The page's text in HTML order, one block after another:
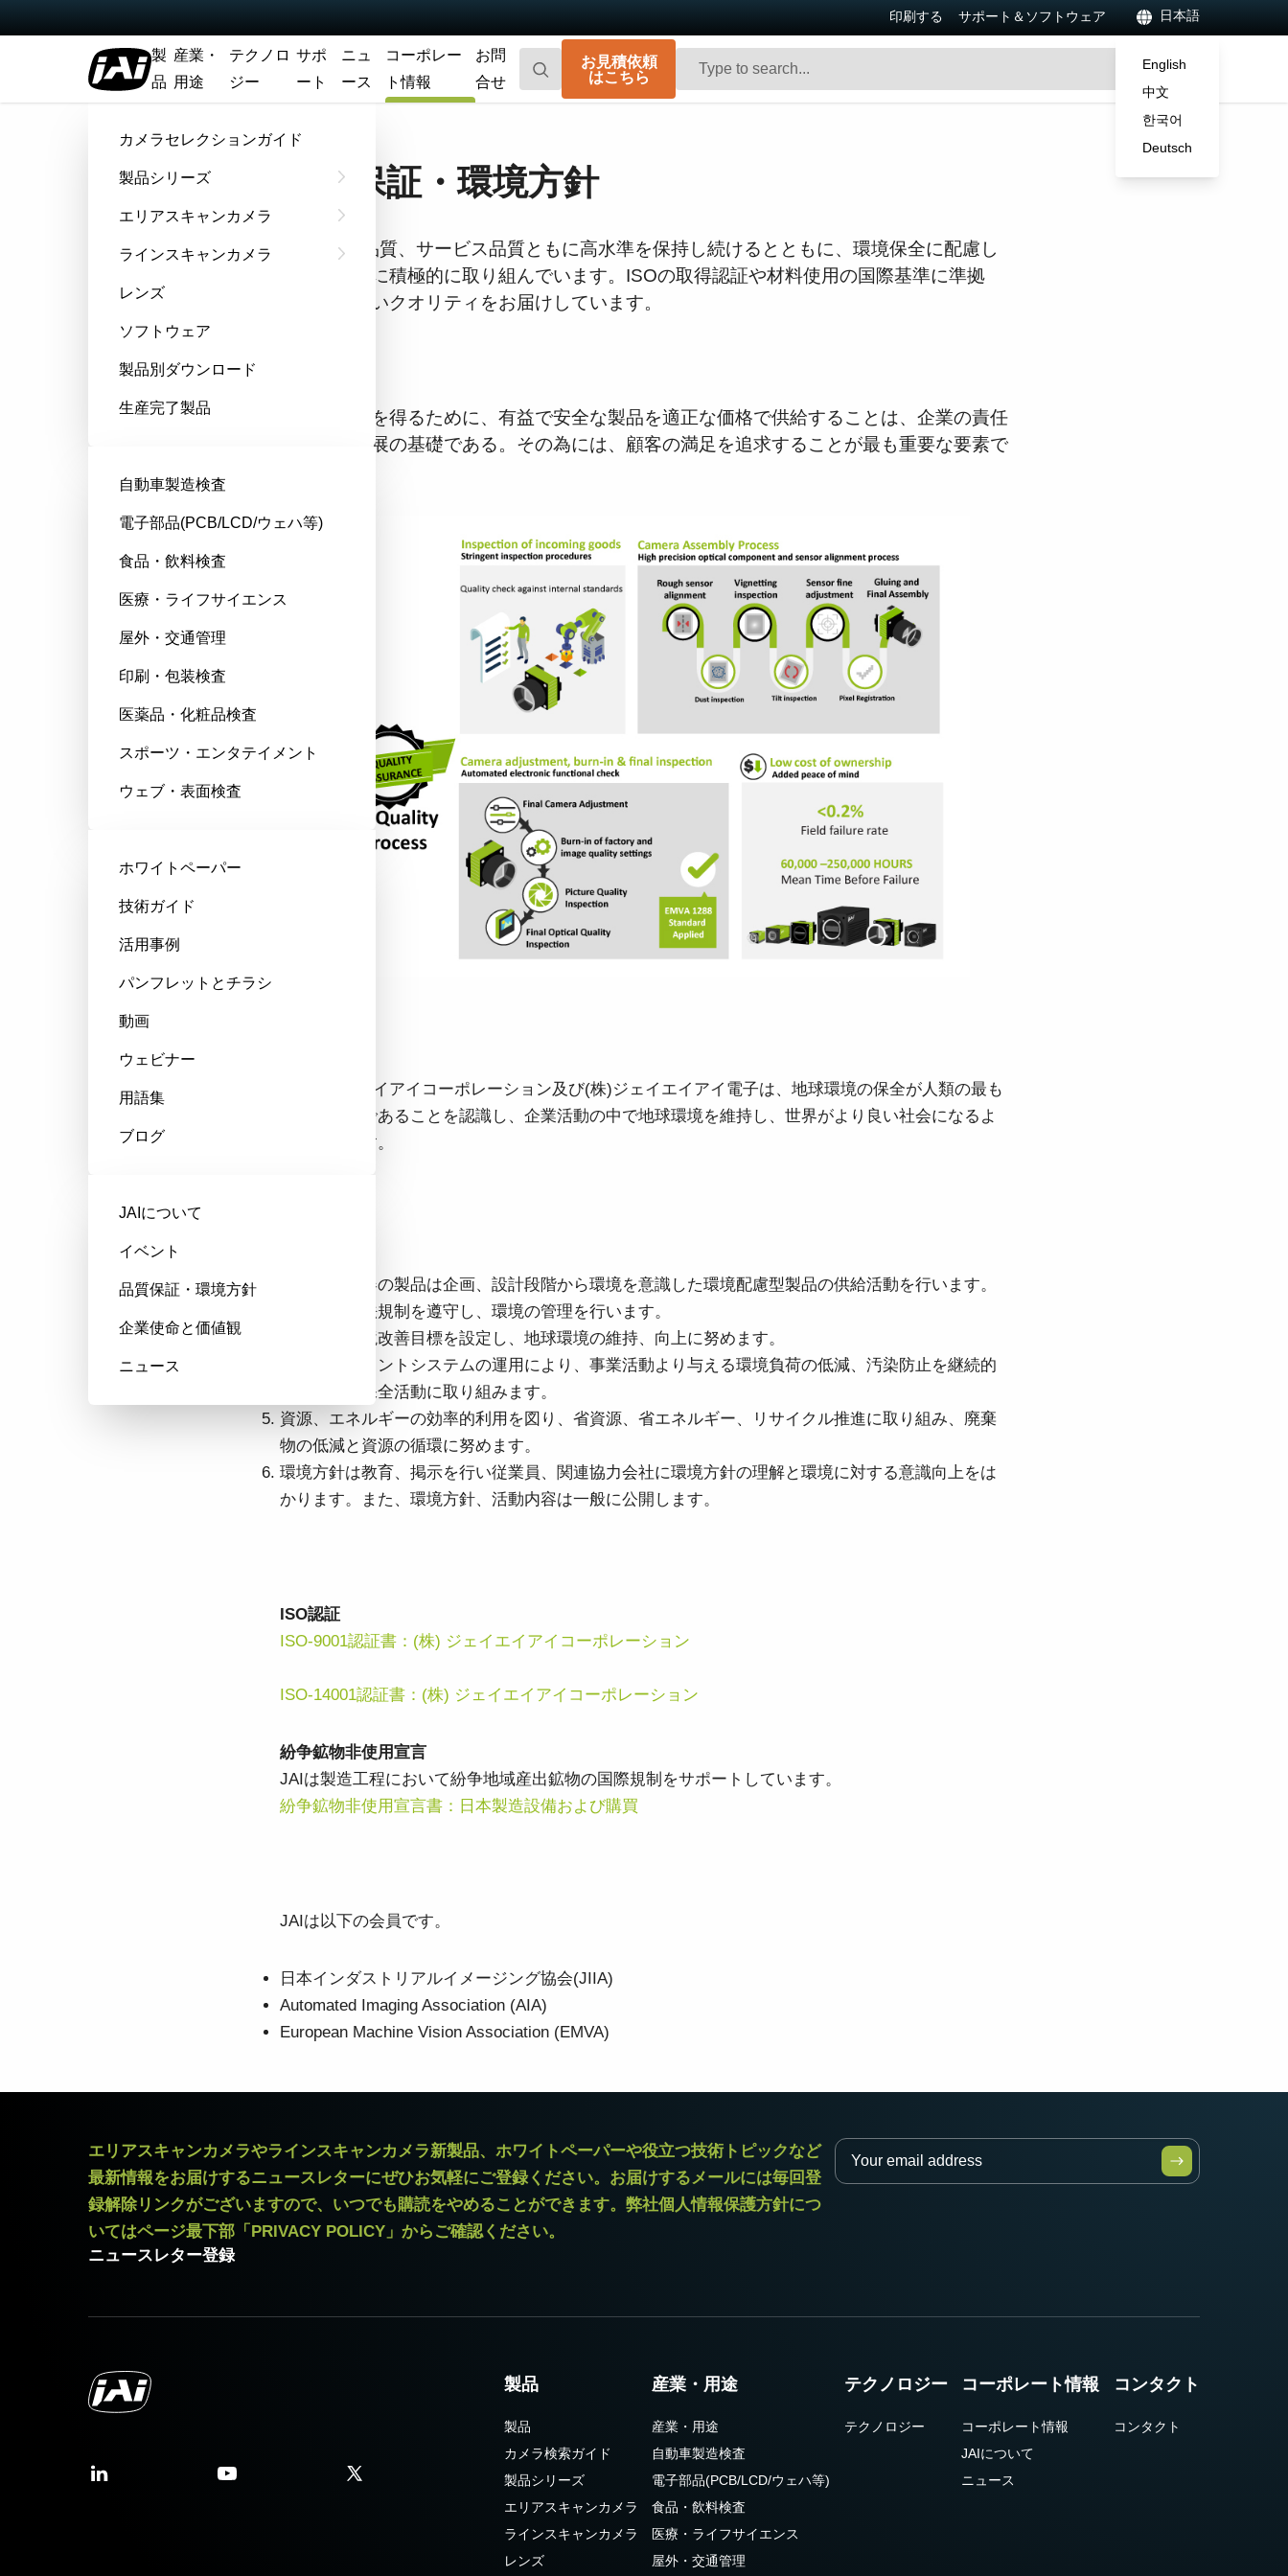
印刷する サポート＆ソフトウェア 日本語
English
中文
한국어
Deutsch
製
品
産業・
用途
テクノロ
ジー
サポ
ート
ニュ
ース
コーポレー
ト情報
お問
合せ
お見積依頼
はこちら
カメラセレクションガイド
製品シリーズ
エリアスキャンカメラ
ラインスキャンカメラ
レンズ
ソフトウェア
製品別ダウンロード
生産完了製品
高性能、ハイコストパフォーマンス。次
世代のマシンビジョンシステム向け
CMOSエリアスキャンカメラです。
コンパクトで高速。先進のセンサ技術を
搭載した汎用エリアスキャンカメラで
す。
Spark Series
高解像度、高フレームレート、高画質を
実現する高性能エリアスキャンカメラで
す。
Fusion Series
ンサ搭載のマルチスペクトル型エリアス
キャンカメラです。
Apex 顕微鏡観察用カメラソリ
Sweep Series
Sweep+ Series
高い色再現性、高感度、マルチスペクト
ルオプションも備えたマルチセンサ・プ
リズム分光式、RGB、RGB/NIR、
RGB/SWIR ラインスキャンカメラです。
Wave Series
短波長赤外線（SWIR）イメージング向け
単一センサーInGaAsラインスキャンカメ
ラおよびエリアスキャンカメラ
シングルセンサ - カラー
CMOSイメージセンサを搭載したカラー
単板プログレッシブエリアスキャンカメ
ラです。最新のソニー製Pregius CMOSセ
シングルセンサ - モノクロ
CMOSイメージセンサを搭載したモノク
ロ単板プログレッシブエリアスキャンカ
メラです。最新のソニー製Pregius CMOS
シングルセンサ SWIR
ル InGaAs センサエリアスキャンカメラで
す。可視光画像と SWIR 画像の同時取得
が可能です。
シングルセンサ - UV
レッシブエリアスキャンカメラです。特
定の解像度、スピード、光学要件に適し
ています。
デュアルセンサ - カラー＋NIR
(プリズム分光式)
一軸の入射光を分光し、可視画像と近赤
外領域（NIR）の画像を同時に撮像できる
プリズム分光式マルチスペクトルカメラ
3センサ - RGB (プリズム分光
式)
従来のベイヤー式カメラを引き離す、優
れた色再現性を誇る3CMOSプリズム分光
式カラーエリアスキャンカメラです。
最大200 kHzのラインレートを実現してい
ます。
メラの高度な色再現性までは必要としな
い用途に。
3センサ - RGB (プリズム分光
式)
最新のプリズム技術を搭載し、高性能か
つ高コストパフォーマンスを実現した
3CMOS (R/G/B)カラーラインスキャンカ
メラです。
4センサ - RGB+NIR (プリズム
分光式)
可視と近赤外領域(NIR)を同時に捉え、
R/G/Bカラー画像データと近赤外光画像の
4つを同時に撮像可能な4センサラインス
キャンカメラです。
4センサーR-G-B+SWIR（プリ
ズム）
可視光域のR-G-B画像と短波長赤外光域
（SWIR）の画像データを同時に取得する
4センサラインスキャンカメラ(Sweep+シ
自動車製造検査
電子部品(PCB/LCD/ウェハ等)
食品・飲料検査
医療・ライフサイエンス
屋外・交通管理
印刷・包装検査
医薬品・化粧品検査
スポーツ・エンタテイメント
ウェブ・表面検査
ホワイトペーパー
技術ガイド
活用事例
パンフレットとチラシ
動画
ウェビナー
用語集
ブログ
JAIについて
イベント
品質保証・環境方針
企業使命と価値観
ニュース
品質保証・環境方針
JAIは製品品質、サービス品質ともに高水準を保持し続けるとともに、環境保全に配慮し
た企業活動に積極的に取り組んでいます。ISOの取得認証や材料使用の国際基準に準拠
し、常に高いクオリティをお届けしています。
顧客の満足を得るために、有益で安全な製品を適正な価格で供給することは、企業の責任
であり、発展の基礎である。その為には、顧客の満足を追求することが最も重要な要素で
(株)ジェイエイアイコーポレーション及び(株)ジェイエイアイ電子は、地球環境の保全が人類の最も
重要な課題であることを認識し、企業活動の中で地球環境を維持し、世界がより良い社会になるよ
う活動します。
当社映像機器の製品は企画、設計段階から環境を意識した環境配慮型製品の供給活動を行います。
環境関連の法規制を遵守し、環境の管理を行います。
具体的な環境改善目標を設定し、地球環境の維持、向上に努めます。
環境マネジメントシステムの運用により、事業活動より与える環境負荷の低減、汚染防止を継続的
に行い環境保全活動に取り組みます。
資源、エネルギーの効率的利用を図り、省資源、省エネルギー、リサイクル推進に取り組み、廃棄
物の低減と資源の循環に努めます。
環境方針は教育、掲示を行い従業員、関連協力会社に環境方針の理解と環境に対する意識向上をは
かります。また、環境方針、活動内容は一般に公開します。
ISO認証
ISO-9001認証書：(株) ジェイエイアイコーポレーション
ISO-14001認証書：(株) ジェイエイアイコーポレーション
紛争鉱物非使用宣言
JAIは製造工程において紛争地域産出鉱物の国際規制をサポートしています。
紛争鉱物非使用宣言書：日本製造設備および購買
JAIは以下の会員です。
日本インダストリアルイメージング協会(JIIA)
Automated Imaging Association (AIA)
European Machine Vision Association (EMVA)
エリアスキャンカメラやラインスキャンカメラ新製品、ホワイトペーパーや役立つ技術トピックなど
最新情報をお届けするニュースレターにぜひお気軽にご登録ください。お届けするメールには毎回登
録解除リンクがございますので、いつでも購読をやめることができます。弊社個人情報保護方針につ
いてはページ最下部「PRIVACY POLICY」からご確認ください。
ニュースレター登録
製品
製品
カメラ検索ガイド
製品シリーズ
エリアスキャンカメラ
ラインスキャンカメラ
レンズ
産業・用途
産業・用途
自動車製造検査
電子部品(PCB/LCD/ウェハ等)
食品・飲料検査
医療・ライフサイエンス
屋外・交通管理
テクノロジー
テクノロジー
コーポレート情報
コーポレート情報
JAIについて
ニュース
コンタクト
コンタクト